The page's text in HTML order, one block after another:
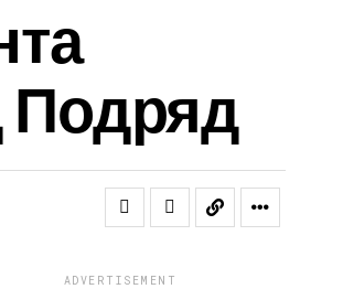
Подряд
ADVERTISEMENT